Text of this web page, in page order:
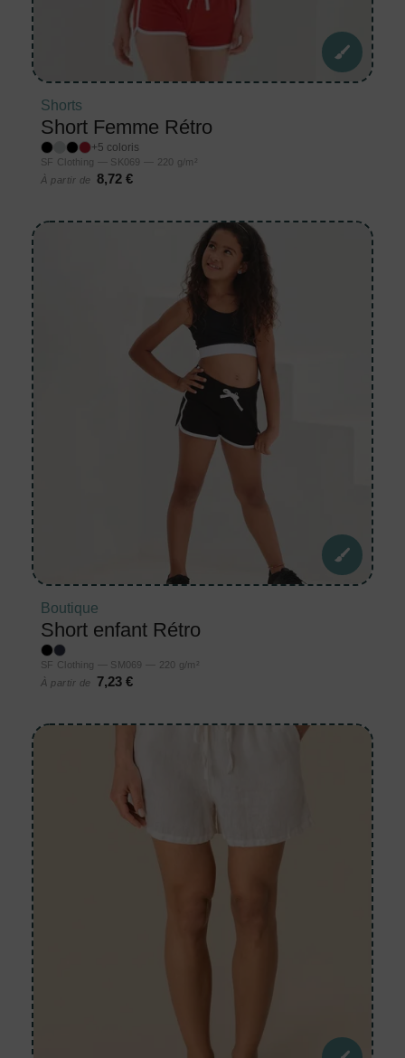
Shorts
Short Femme Rétro
+5 coloris
SF Clothing — SK069 — 220 g/m²
À partir de
8,72 €
Boutique
Short enfant Rétro
SF Clothing — SM069 — 220 g/m²
À partir de
7,23 €